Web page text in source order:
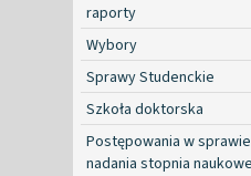
raporty
Wybory
Sprawy Studenckie
Szkoła doktorska
Postępowania w sprawie
nadania stopnia